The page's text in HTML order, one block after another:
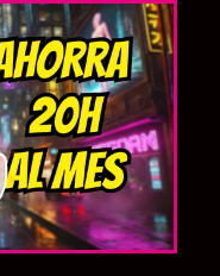
en los
el entrenamiento
en el
tu instalación de